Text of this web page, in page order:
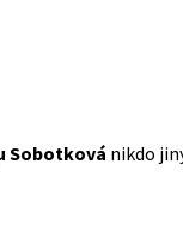
Sobotková nikdo